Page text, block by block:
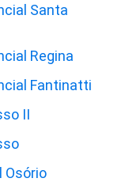
Santa
Regina
Fantinatti
II
Osório